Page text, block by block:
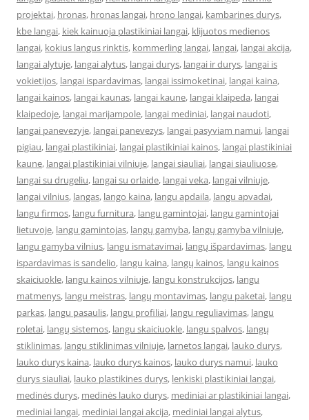
projektai, hronas, hronas langai, hrono langai, kambarines durys,
kbe langai, kiek kainuoja plastikiniai langai, klijuotos medienos
langai, kokius langus rinktis, kommerling langai, langai, langai akcija,
langai alytuje, langai alytus, langai durys, langai ir durys, langai is
vokietijos, langai ispardavimas, langai issimoketinai, langai kaina,
langai kainos, langai kaunas, langai kaune, langai klaipeda, langai
klaipedoje, langai marijampole, langai mediniai, langai naudoti,
langai panevezyje, langai panevezys, langai pasyviam namui, langai
pigiau, langai plastikiniai, langai plastikiniai kainos, langai plastikiniai
kaune, langai plastikiniai vilniuje, langai siauliai, langai siauliuose,
langai su drugeliu, langai su orlaide, langai veka, langai vilniuje,
langai vilnius, langas, lango kaina, langu apdaila, langu apvadai,
langu firmos, langu furnitura, langu gamintojai, langu gamintojai
lietuvoje, langu gamintojas, langų gamyba, langų gamyba vilniuje,
langu gamyba vilnius, langu ismatavimai, langų išpardavimas, langu
ispardavimas is sandelio, langu kaina, langų kainos, langu kainos
skaiciuokle, langu kainos vilniuje, langu konstrukcijos, langu
matmenys, langu meistras, langų montavimas, langu paketai, langu
parkas, langu pasaulis, langu profiliai, langu reguliavimas, langu
roletai, langų sistemos, langu skaiciuokle, langu spalvos, langų
stiklinimas, langu stiklinimas vilniuje, larnetos langai, lauko durys,
lauko durys kaina, lauko durys kainos, lauko durys namui, lauko
durys siauliai, lauko plastikines durys, lenkiski plastikiniai langai,
medinės durys, medinės lauko durys, mediniai ar plastikiniai langai,
mediniai langai, mediniai langai akcija, mediniai langai alytus,